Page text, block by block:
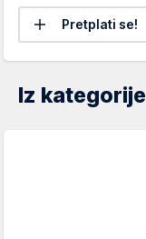
Pretplati se!
Iz kategorije